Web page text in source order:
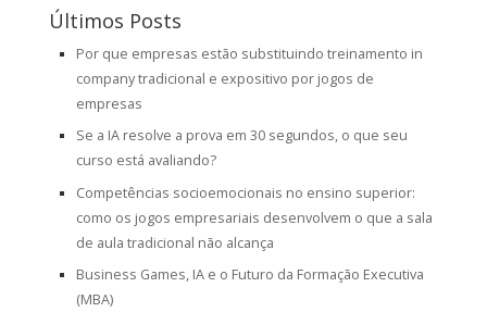
Últimos Posts
Por que empresas estão substituindo treinamento in
company tradicional e expositivo por jogos de
empresas
Se a IA resolve a prova em 30 segundos, o que seu
curso está avaliando?
Competências socioemocionais no ensino superior:
como os jogos empresariais desenvolvem o que a sala
de aula tradicional não alcança
Business Games, IA e o Futuro da Formação Executiva
(MBA)